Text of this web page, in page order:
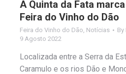
A Quinta da Fata
Feira do Vinho do Dão
Feira do Vinho do Dão Notícias By
9 Agosto 2022
Localizada entre a Serra da
Caramulo e os rios Dão e